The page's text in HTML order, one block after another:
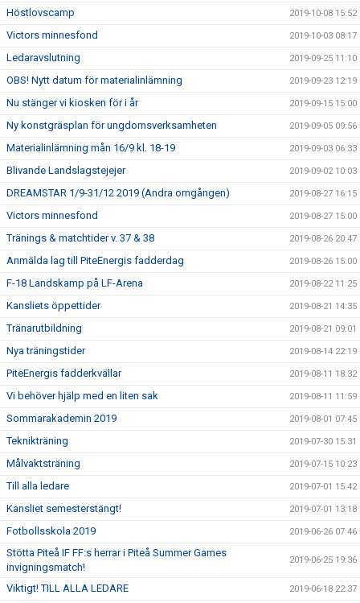
Höstlovscamp 2019-10-08 15:52
Victors minnesfond 2019-10-03 08:17
Ledaravslutning 2019-09-25 11:10
OBS! Nytt datum för materialinlämning 2019-09-23 12:19
Nu stänger vi kiosken för i år 2019-09-15 15:00
Ny konstgräsplan för ungdomsverksamheten 2019-09-05 09:56
Materialinlämning mån 16/9 kl. 18-19 2019-09-03 06:33
Blivande Landslagstejejer 2019-09-02 10:03
DREAMSTAR 1/9-31/12 2019 (Andra omgången) 2019-08-27 16:15
Victors minnesfond 2019-08-27 15:00
Tränings & matchtider v. 37 & 38 2019-08-26 20:47
Anmälda lag till PiteEnergis fadderdag 2019-08-26 15:00
F-18 Landskamp på LF-Arena 2019-08-22 11:25
Kansliets öppettider 2019-08-21 14:35
Tränarutbildning 2019-08-21 09:01
Nya träningstider 2019-08-14 22:19
PiteEnergis fadderkvällar 2019-08-11 18:32
Vi behöver hjälp med en liten sak 2019-08-11 11:59
Sommarakademin 2019 2019-08-01 07:45
Teknikträning 2019-07-30 15:31
Målvaktsträning 2019-07-15 10:23
Till alla ledare 2019-07-01 15:42
Kansliet semesterstängt! 2019-07-01 13:18
Fotbollsskola 2019 2019-06-26 07:46
Stötta Piteå IF FF:s herrar i Piteå Summer Games
invigningsmatch!
2019-06-25 19:36
Viktigt! TILL ALLA LEDARE 2019-06-18 22:37